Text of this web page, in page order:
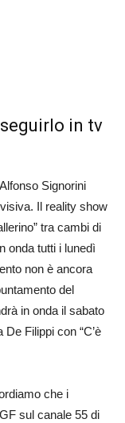
in tv
Signorini
Il reality show
tra cambi di
onda tutti i lunedì
non è ancora
del
in onda il sabato
Filippi con “C’è
che i
sul canale 55 di